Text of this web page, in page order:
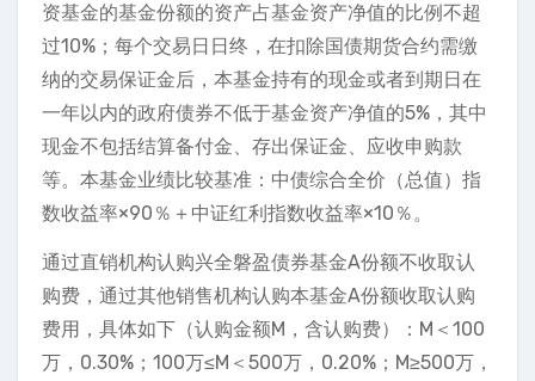
资基金的基金份额的资产占基金资产净值的比例不超
过10%；每个交易日日终，在扣除国债期货合约需缴
纳的交易保证金后，本基金持有的现金或者到期日在
一年以内的政府债券不低于基金资产净值的5%，其中
现金不包括结算备付金、存出保证金、应收申购款
等。本基金业绩比较基准：中债综合全价（总值）指
数收益率×90％＋中证红利指数收益率×10％。
通过直销机构认购兴全磐盈债券基金A份额不收取认
购费，通过其他销售机构认购本基金A份额收取认购
费用，具体如下（认购金额M，含认购费）：M＜100
万，0.30%；100万≤M＜500万，0.20%；M≥500万，